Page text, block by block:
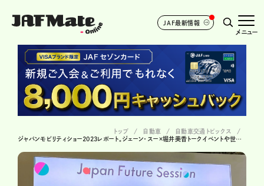
JAF最新情報
メニュー
トップ 自動車
自動車交通トピックス
ジャパンモビリティショー2023レポート。ジェーン・スー×堀井美香トークイベントや世界の肉グルメで大満足！